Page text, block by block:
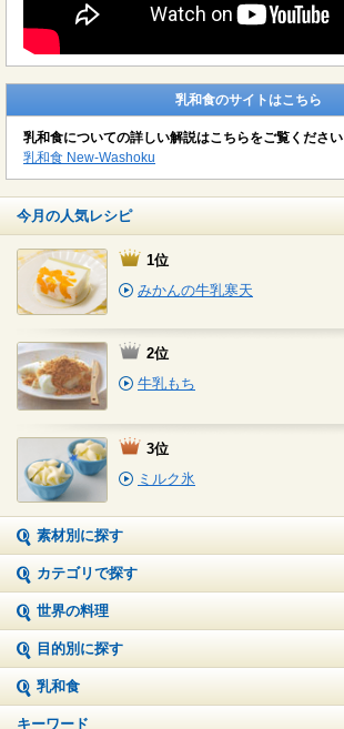
乳和食のサイトはこちら
乳和食についての詳しい解説はこちらをご覧ください
乳和食 New-Washoku
今月の人気レシピ
1位
みかんの牛乳寒天
2位
牛乳もち
3位
ミルク氷
素材別に探す
カテゴリで探す
世界の料理
目的別に探す
乳和食
キーワード